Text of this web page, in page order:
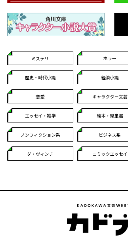
ミステリ ホラー
歴史・時代小説 経済小説
恋愛 キャラクター文芸
エッセイ・雑学 絵本・児童書
ノンフィクション系 ビジネス系
ダ・ヴィンチ コミックエッセイ